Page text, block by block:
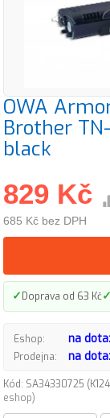
OWA
Brother
black
829 Kč
685 Kč bez DPH
✓Doprava od 63 Kč✓
Eshop: na
Prodejna: na
Kód: SA34330725
eshop)